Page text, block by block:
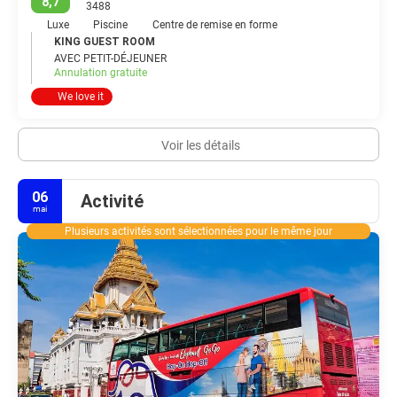
3488
Luxe
Piscine
Centre de remise en forme
KING GUEST ROOM
AVEC PETIT-DÉJEUNER
Annulation gratuite
We love it
Voir les détails
06
mai Activité
Plusieurs activités sont sélectionnées pour le même jour